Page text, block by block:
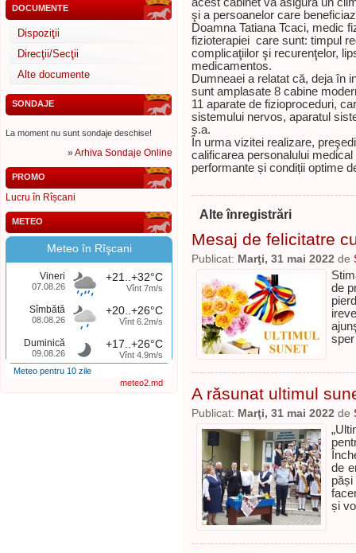
DOCUMENTE
Dispoziţii
Direcţii/Secţii
Alte documente
SONDAJE
La moment nu sunt sondaje deschise!
»Arhiva Sondaje Online
PROMO
Lucru în Rîșcani
METEO
Meteo în Rîşcani
Vineri
07.08.26
+21..+32°C
Vînt 7m/s
Sîmbătă
08.08.26
+20..+26°C
Vînt 6.2m/s
Duminică
09.08.26
+17..+26°C
Vînt 4.9m/s
Meteo pentru 10 zile
meteo2.md
şi a persoanelor care
Doamna Tatiana Tcaci, medic
fizioterapiei care sunt: timpul
complicaţiilor şi recurenţelor,
medicamentos.
Dumneaei a relatat că, deja în
sunt amplasate 8 cabine
11 aparate de fizioproceduri,
sistemului nervos, aparatul
ș.a.
În urma vizitei realizare,
calificarea personalului
performante și condiții optime
Alte înregistrări
Mesaj de felicitatre
Publicat: Marţi, 31 mai 2022 de
de
A răsunat ultimul
Publicat: Marţi, 31 mai 2022 de
de
și